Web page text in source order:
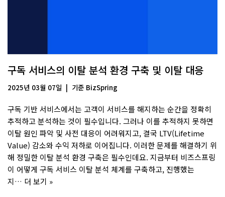
구독 서비스의 이탈 분석 환경 구축 및 이탈 대응
2025년 03월 07일 기준 BizSpring
구독 기반 서비스에서는 고객이 서비스를 해지하는 순간을 정확히
추적하고 분석하는 것이 필수입니다. 그러나 이를 추적하지 못하면
이탈 원인 파악 및 사전 대응이 어려워지고, 결국 LTV(Lifetime
Value) 감소와 수익 저하로 이어집니다. 이러한 문제를 해결하기 위
해 정밀한 이탈 분석 환경 구축은 필수인데요. 지금부터 비즈스프링
이 어떻게 구독 서비스 이탈 분석 체계를 구축하고, 진행했는
지… 더 보기 »